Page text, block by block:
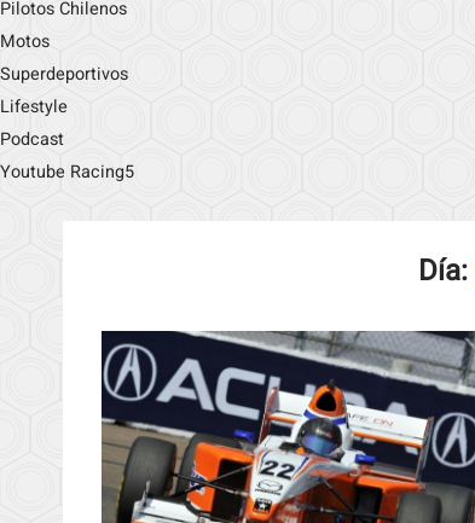
Pilotos Chilenos
Motos
Superdeportivos
Lifestyle
Podcast
Youtube Racing5
Día: